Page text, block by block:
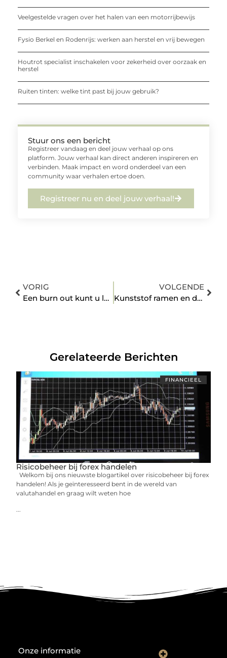
Veelgestelde vragen over het halen van een motorrijbewijs
Fysio Berkel en Rodenrijs: werken aan herstel en vrij bewegen
Houtrot specialist inschakelen voor zekerheid over oorzaak en
herstel
Ruiten tinten: welke tint past bij jouw gebruik?
Stuur ons een bericht
Registreer vandaag en deel jouw verhaal op ons
platform. Jouw verhaal kan direct anderen inspireren en
verbinden. Maak impact en word onderdeel van een
community waar verhalen ertoe doen.
Registreer nu en deel jouw verhaal!
VORIG
Een burn out kunt u laten behandelen in Apeldoorn
VOLGENDE
Kunststof ramen en deuren bellem
Gerelateerde Berichten
FINANCIEEL
Risicobeheer bij forex handelen
Welkom bij ons nieuwste blogartikel over risicobeheer bij forex
handelen! Als je geïnteresseerd bent in de wereld van
valutahandel en graag wilt weten hoe
...
Onze informatie